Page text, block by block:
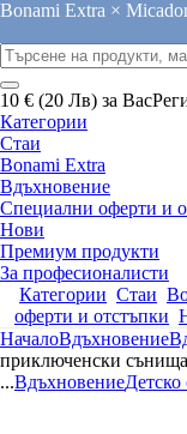
Bonami Extra ×
10 € (20 Лв) за Вас
Категории
Стаи
Bonami Extra
Вдъхновение
Специални оферти и
Нови
Премиум продукти
За професионалисти
Категории Стаи
оферти и отстъпки
НачалоВдъхновение
приключенски сънища
...Вдъхновение